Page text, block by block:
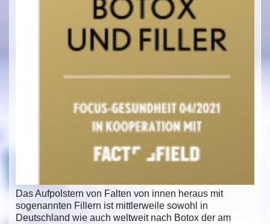
Das Aufpolstern von Falten von innen heraus mit
sogenannten Fillern ist mittlerweile sowohl in
Deutschland wie auch weltweit nach Botox der am